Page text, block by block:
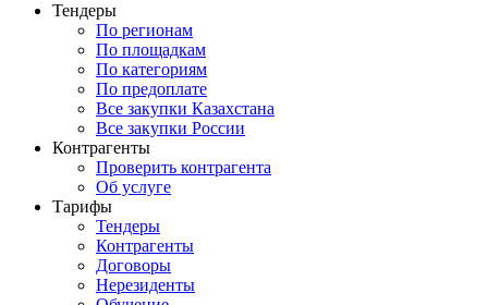
Тендеры
По регионам
По площадкам
По категориям
По предоплате
Все закупки Казахстана
Все закупки России
Контрагенты
Проверить контрагента
Об услуге
Тарифы
Тендеры
Контрагенты
Договоры
Нерезиденты